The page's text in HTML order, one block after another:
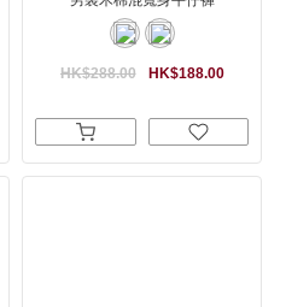
HK$188.00
HK$288.00